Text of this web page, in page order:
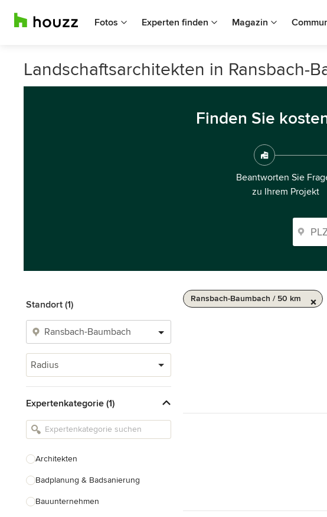
Fotos Experten finden Magazin
Landschaftsarchitekten in Ransbach-
Finden Sie
Beantworten Sie
zu Ihrem Projekt
Standort (1)
Radius
Expertenkategorie (1)
Architekten
Badplanung & Badsanierung
Bauunternehmen
Ransbach-Baumbach / 50 km